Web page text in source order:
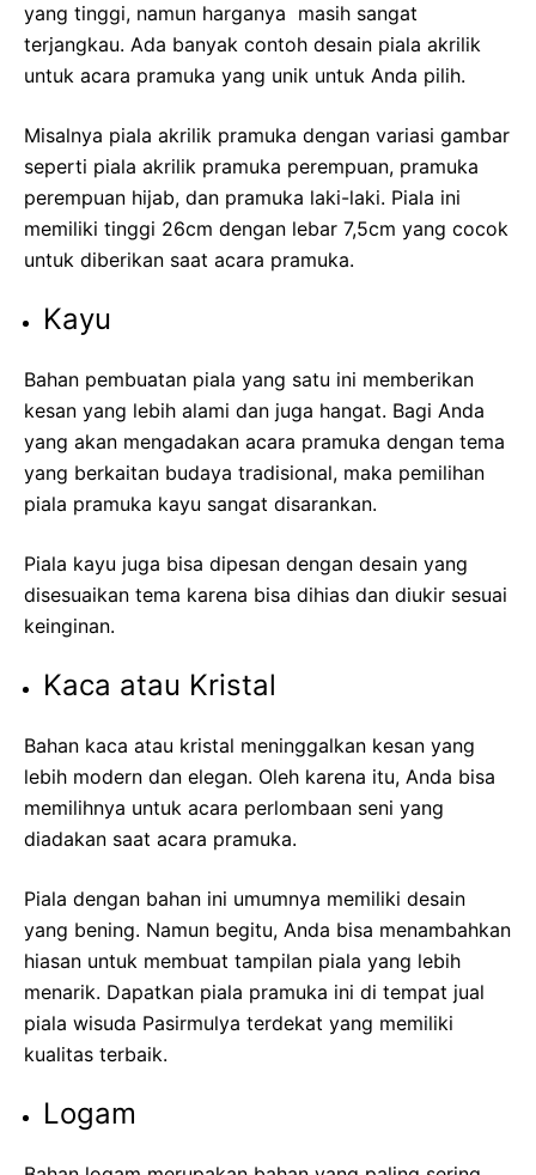
yang tinggi, namun harganya masih sangat
terjangkau. Ada banyak contoh desain piala akrilik
untuk acara pramuka yang unik untuk Anda pilih.
Misalnya piala akrilik pramuka dengan variasi gambar
seperti piala akrilik pramuka perempuan, pramuka
perempuan hijab, dan pramuka laki-laki. Piala ini
memiliki tinggi 26cm dengan lebar 7,5cm yang cocok
untuk diberikan saat acara pramuka.
Kayu
Bahan pembuatan piala yang satu ini memberikan
kesan yang lebih alami dan juga hangat. Bagi Anda
yang akan mengadakan acara pramuka dengan tema
yang berkaitan budaya tradisional, maka pemilihan
piala pramuka kayu sangat disarankan.
Piala kayu juga bisa dipesan dengan desain yang
disesuaikan tema karena bisa dihias dan diukir sesuai
keinginan.
Kaca atau Kristal
Bahan kaca atau kristal meninggalkan kesan yang
lebih modern dan elegan. Oleh karena itu, Anda bisa
memilihnya untuk acara perlombaan seni yang
diadakan saat acara pramuka.
Piala dengan bahan ini umumnya memiliki desain
yang bening. Namun begitu, Anda bisa menambahkan
hiasan untuk membuat tampilan piala yang lebih
menarik. Dapatkan piala pramuka ini di tempat jual
piala wisuda Pasirmulya terdekat yang memiliki
kualitas terbaik.
Logam